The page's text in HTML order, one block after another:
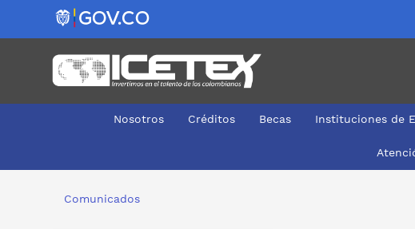
Nosotros Créditos Becas Instituciones de
Comunicados